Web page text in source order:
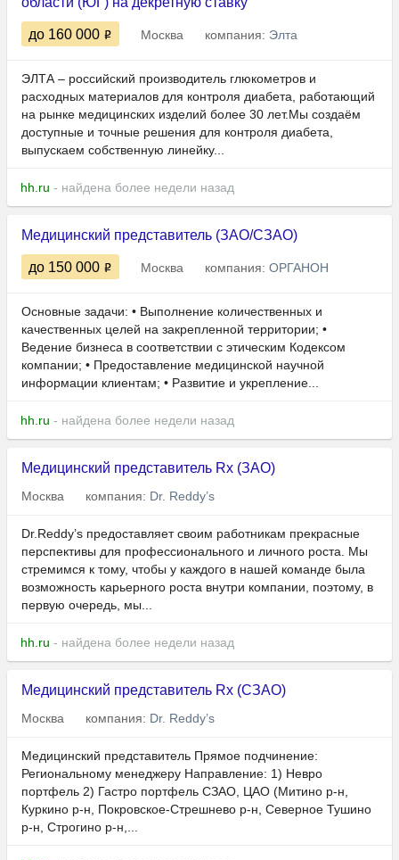
до 160 000 Москва компания: Элта
ЭЛТА – российский производитель глюкометров и
расходных материалов для контроля диабета, работающий
на рынке медицинских изделий более 30 лет.Мы создаём
доступные и точные решения для контроля диабета,
выпускаем собственную линейку...
hh.ru - найдена более недели назад
Медицинский представитель (ЗАО/СЗАО)
до 150 000 Москва компания: ОРГАНОН
Основные задачи: • Выполнение количественных и
качественных целей на закрепленной территории; •
Ведение бизнеса в соответствии с этическим Кодексом
компании; • Предоставление медицинской научной
информации клиентам; • Развитие и укрепление...
hh.ru - найдена более недели назад
Медицинский представитель Rx (ЗАО)
Москва компания: Dr. Reddy’s
Dr.Reddy’s предоставляет своим работникам прекрасные
перспективы для профессионального и личного роста. Мы
стремимся к тому, чтобы у каждого в нашей команде была
возможность карьерного роста внутри компании, поэтому, в
первую очередь, мы...
hh.ru - найдена более недели назад
Медицинский представитель Rx (СЗАО)
Москва компания: Dr. Reddy’s
Медицинский представитель Прямое подчинение:
Региональному менеджеру Направление: 1) Невро
портфель 2) Гастро портфель СЗАО, ЦАО (Митино р-н,
Куркино р-н, Покровское-Стрешнево р-н, Северное Тушино
р-н, Строгино р-н,...